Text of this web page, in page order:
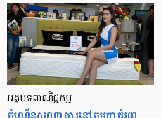
អត្ថបទ​ពាណិជ្ជកម្ម